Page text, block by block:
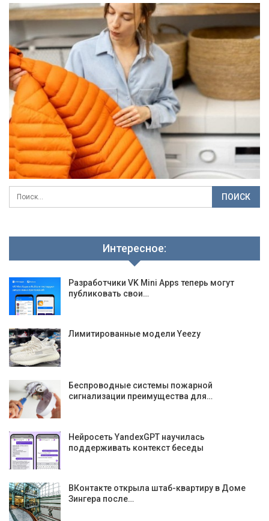
Интересное:
Разработчики VK Mini Apps теперь могут
публиковать свои…
Лимитированные модели Yeezy
Беспроводные системы пожарной
сигнализации преимущества для…
Нейросеть YandexGPT научилась
поддерживать контекст беседы
ВКонтакте открыла штаб-квартиру в Доме
Зингера после…